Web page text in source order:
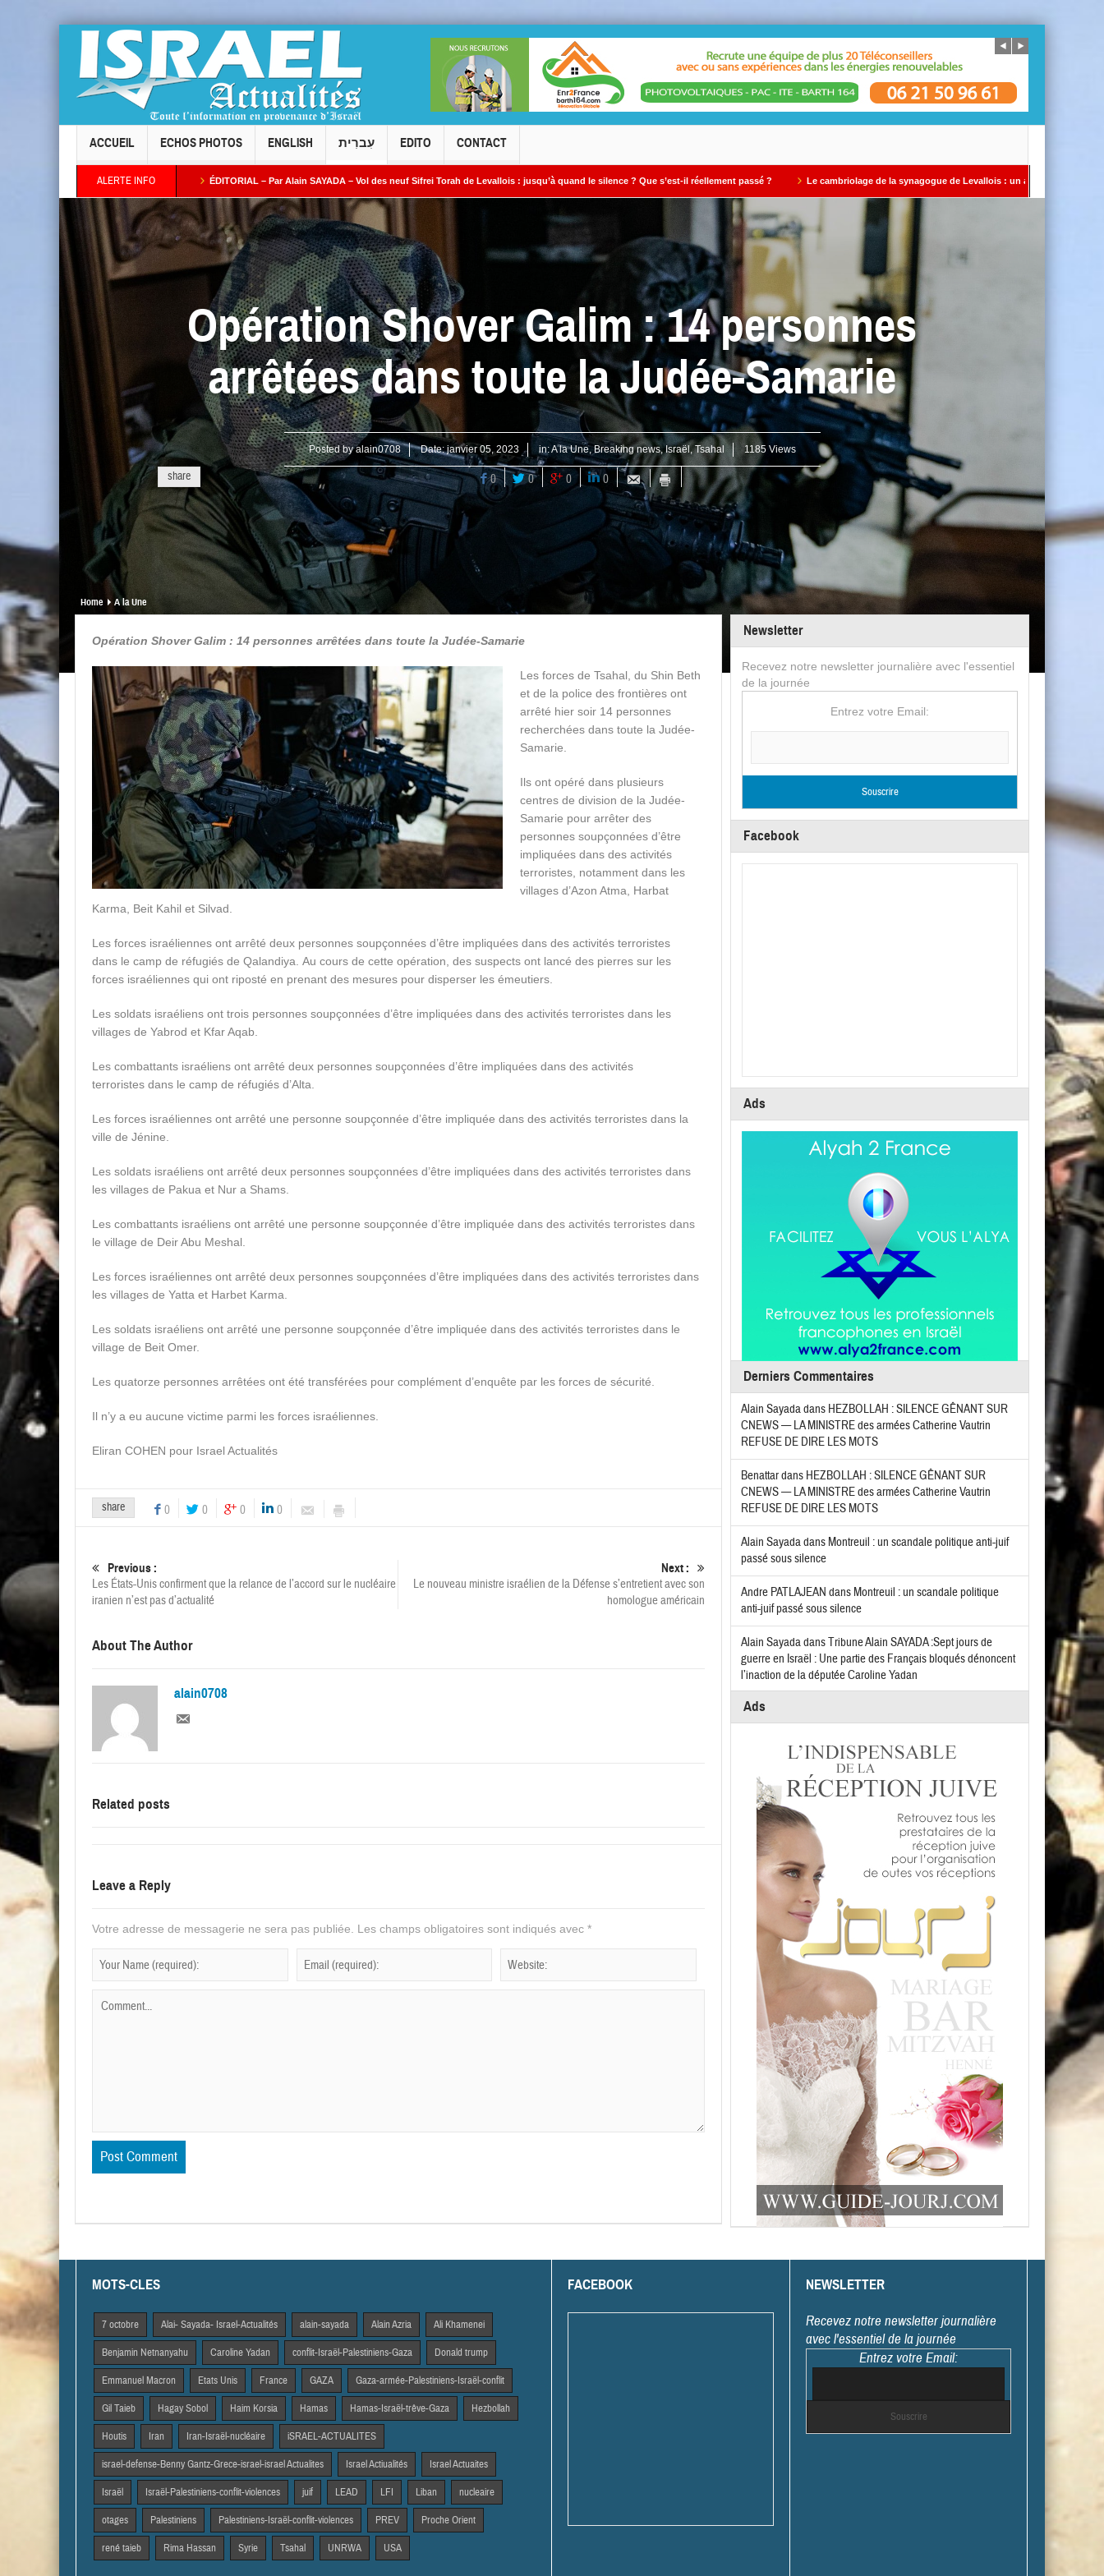
ACCUEIL ECHOS PHOTOS ENGLISH עִברִית EDITO CONTACT
ALERTE INFO
par Alain AZRIA ÉDITORIAL – Par Alain SAYADA – Vol des neuf Sifrei Torah de Levallois : jusqu’à quand le silence ? Que s’est-il réellement passé ? Le cambriolage de la synagogue de Levallois : un avertissement qui ne doit pas être
plus ses intentions : combien de temps l’Occident continuera-t-il à fermer les yeux ? »
Opération Shover Galim : 14 personnes
arrêtées dans toute la Judée-Samarie
Posted byalain0708 Date:janvier 05, 2023 in:A la Une,Breaking news,Israël,Tsahal 1185 Views
share 0 0 0 0
Home A la Une
Opération Shover Galim : 14 personnes arrêtées dans toute la Judée-Samarie
Les forces de Tsahal, du Shin Beth
et de la police des frontières ont
arrêté hier soir 14 personnes
recherchées dans toute la Judée-
Samarie.
Ils ont opéré dans plusieurs
centres de division de la Judée-
Samarie pour arrêter des
personnes soupçonnées d’être
impliquées dans des activités
terroristes, notamment dans les
villages d’Azon Atma, Harbat
Karma, Beit Kahil et Silvad.
Les forces israéliennes ont arrêté deux personnes soupçonnées d’être impliquées dans des activités terroristes
dans le camp de réfugiés de Qalandiya. Au cours de cette opération, des suspects ont lancé des pierres sur les
forces israéliennes qui ont riposté en prenant des mesures pour disperser les émeutiers.
Les soldats israéliens ont trois personnes soupçonnées d’être impliquées dans des activités terroristes dans les
villages de Yabrod et Kfar Aqab.
Les combattants israéliens ont arrêté deux personnes soupçonnées d’être impliquées dans des activités
terroristes dans le camp de réfugiés d’Alta.
Les forces israéliennes ont arrêté une personne soupçonnée d’être impliquée dans des activités terroristes dans la
ville de Jénine.
Les soldats israéliens ont arrêté deux personnes soupçonnées d’être impliquées dans des activités terroristes dans
les villages de Pakua et Nur a Shams.
Les combattants israéliens ont arrêté une personne soupçonnée d’être impliquée dans des activités terroristes dans
le village de Deir Abu Meshal.
Les forces israéliennes ont arrêté deux personnes soupçonnées d’être impliquées dans des activités terroristes dans
les villages de Yatta et Harbet Karma.
Les soldats israéliens ont arrêté une personne soupçonnée d’être impliquée dans des activités terroristes dans le
village de Beit Omer.
Les quatorze personnes arrêtées ont été transférées pour complément d’enquête par les forces de sécurité.
Il n’y a eu aucune victime parmi les forces israéliennes.
Eliran COHEN pour Israel Actualités
share 0 0 0 0
Previous :
Les États-Unis confirment que la relance de l’accord sur le nucléaire
iranien n’est pas d’actualité
Next :
Le nouveau ministre israélien de la Défense s’entretient avec son
homologue américain
About The Author
alain0708
Related posts
Leave a Reply
Votre adresse de messagerie ne sera pas publiée. Les champs obligatoires sont indiqués avec *
Newsletter
Recevez notre newsletter journalière avec l'essentiel
de la journée
Entrez votre Email:
Facebook
Ads
Derniers Commentaires
Alain Sayadadans HEZBOLLAH : SILENCE GÊNANT SUR
CNEWS — LA MINISTRE des armées Catherine Vautrin
REFUSE DE DIRE LES MOTS
Benattardans HEZBOLLAH : SILENCE GÊNANT SUR
CNEWS — LA MINISTRE des armées Catherine Vautrin
REFUSE DE DIRE LES MOTS
Alain Sayadadans Montreuil : un scandale politique anti-juif
passé sous silence
Andre PATLAJEAN dans Montreuil : un scandale politique
anti-juif passé sous silence
Alain SayadadansTribune Alain SAYADA :Sept jours de
guerre en Israël : Une partie des Français bloqués dénoncent
l’inaction de la députée Caroline Yadan
Ads
MOTS-CLES
7 octobre Alai- Sayada- Israel-Actualités alain-sayada Alain Azria Ali Khamenei
Benjamin Netnanyahu Caroline Yadan conflit-Israël-Palestiniens-Gaza Donald trump
Emmanuel Macron Etats Unis France GAZA Gaza-armée-Palestiniens-Israël-conflit
Gil Taieb Hagay Sobol Haim Korsia Hamas Hamas-Israël-trêve-Gaza Hezbollah
Houtis Iran Iran-Israël-nucléaire iSRAEL-ACTUALITES
israel-defense-Benny Gantz-Grece-israel-israel Actualites Israel Actiualités Israel Actuaites
Israël Israël-Palestiniens-conflit-violences juif LEAD LFI Liban nucleaire
otages Palestiniens Palestiniens-Israël-conflit-violences PREV Proche Orient
rené taieb Rima Hassan Syrie Tsahal UNRWA USA
FACEBOOK NEWSLETTER
Recevez notre newsletter journalière
avec l'essentiel de la journée
Entrez votre Email: